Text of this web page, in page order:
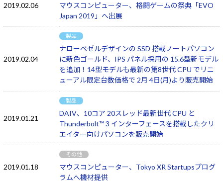
2019.02.06
マウスコンピューター、格闘ゲームの祭典「EVO
Japan 2019」へ出展
2019.02.04
製品
ナローベゼルデザインの SSD 搭載ノートパソコン
に新色ゴールド、IPS パネル採用の 15.6型新モデル
を追加！14型モデルも最新の第8世代 CPU でリニ
ューアル限定台数価格で 2月 4日(月)より販売開始
2019.01.21
製品
DAIV、10コア 20スレッド最新世代 CPU と
Thunderbolt™ 3 インターフェースを搭載したクリ
エイター向けパソコンを販売開始
2019.01.18
その他
マウスコンピューター、Tokyo XR Startupsプログ
ラムへ機材提供